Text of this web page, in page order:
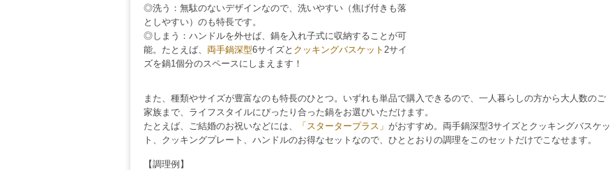
◎洗う：無駄のないデザインなので、洗いやすい（焦げ付きも落
としやすい）のも特長です。
◎しまう：ハンドルを外せば、鍋を入れ子式に収納することが可
能。たとえば、 両手鍋深型6サイズと クッキングバスケット 2サイ
ズを鍋1個分のスペースにしまえます！
また、種類やサイズが豊富なのも特長のひとつ。いずれも単品で購入できるので、一人暮らしの方から大人数のご
家族まで、ライフスタイルにぴったり合った鍋をお選びいただけます。
たとえば、ご結婚のお祝いなどには、
「スタータープラス」 がおすすめ。両手鍋深型3サイズとクッキングバスケッ
ト、クッキングプレート、ハンドルのお得なセットなので、ひととおりの調理をこのセットだけでこなせます。
【調理例】